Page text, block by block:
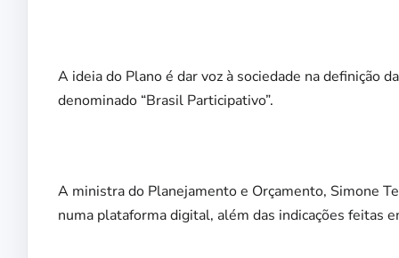
A ideia do Plano é dar voz à sociedade na definição
denominado “Brasil Participativo”.
A ministra do Planejamento e Orçamento, Simone
numa plataforma digital, além das indicações feitas